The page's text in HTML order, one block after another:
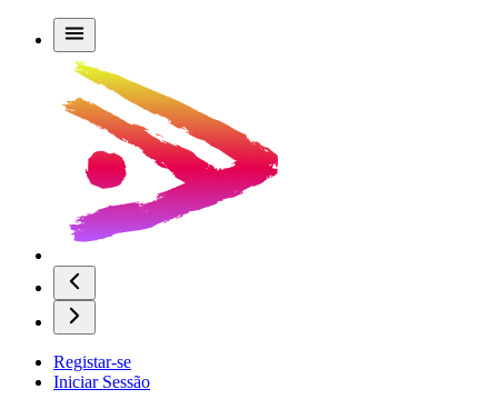
Registar-se
Iniciar Sessão